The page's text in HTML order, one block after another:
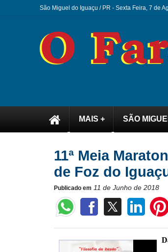
São Miguel do Iguaçu / PR - Sexta Feira, 7 de
MAIS + SÃO
11ª Meia
de Foz do
Publicado em 11 de Junho de 2018